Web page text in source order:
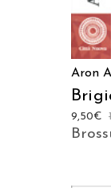
Aron
9,50€